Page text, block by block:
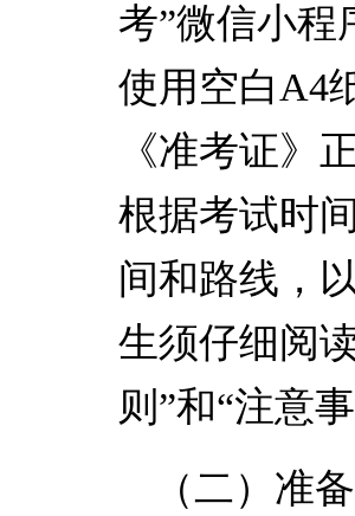
考”微信小程
使用空白A4
《准考证》
根据考试时
间和路线，
生须仔细阅
则”和“注意
（二）准